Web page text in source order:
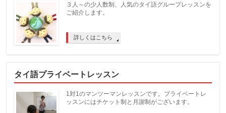
３人～の少人数制、人気のタイ語グループレッスンを
ご紹介します。
詳しくはこちら
タイ語プライベートレッスン
1対1のマンツーマンレッスンです。プライベートレ
ッスンにはチケット制と月謝制がございます。